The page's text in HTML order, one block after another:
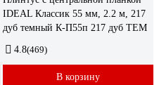
IDEAL Классик 55 мм, 2.2 м, 217
дуб темный К-П55п 217 дуб ТЕМ
4.8(469)
В корзину